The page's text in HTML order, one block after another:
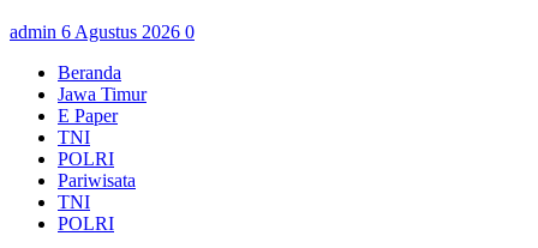
admin 6 Agustus 2026 0
Beranda
Jawa Timur
E Paper
TNI
POLRI
Pariwisata
TNI
POLRI